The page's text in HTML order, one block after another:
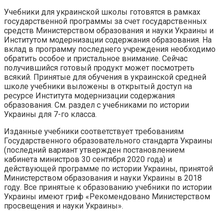
Учебники для украинской школы готовятся в рамках
государственной программы за счет государственных
средств Министерством образования и науки Украины и
Институтом модернизации содержания образования. На
вклад в программу последнего учреждения необходимо
обратить особое и пристальное внимание. Сейчас
получившийся готовый продукт может посмотреть
всякий. Принятые для обучения в украинской средней
школе учебники выложены в открытый доступ на
ресурсе Института модернизации содержания
образования. См. раздел с учебниками по истории
Украины для 7-го класса.
Изданные учебники соответствует требованиям
Государственного образовательного стандарта Украины
(последний вариант утвержден постановлением
кабинета министров 30 сентября 2020 года) и
действующей программе по истории Украины, принятой
Министерством образования и науки Украины в 2018
году. Все принятые к образованию учебники по истории
Украины имеют гриф «Рекомендовано Министерством
просвещения и науки Украины».